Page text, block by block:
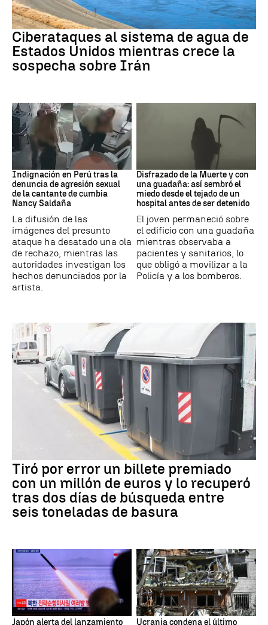
Guerra Irán
Ciberataques al sistema de agua de
Estados Unidos mientras crece la
sospecha sobre Irán
Indignación en Perú tras la
denuncia de agresión sexual
de la cantante de cumbia
Nancy Saldaña
La difusión de las
imágenes del presunto
ataque ha desatado una ola
de rechazo, mientras las
autoridades investigan los
hechos denunciados por la
artista.
Disfrazado de la Muerte y con
una guadaña: así sembró el
miedo desde el tejado de un
hospital antes de ser detenido
El joven permaneció sobre
el edificio con una guadaña
mientras observaba a
pacientes y sanitarios, lo
que obligó a movilizar a la
Policía y a los bomberos.
Tiró por error un billete premiado
con un millón de euros y lo recuperó
tras dos días de búsqueda entre
seis toneladas de basura
Japón alerta del lanzamiento
Ucrania condena el último